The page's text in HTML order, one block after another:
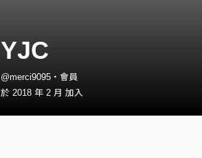
YJC
@merci9095・會員
於 2018 年 2 月 加入